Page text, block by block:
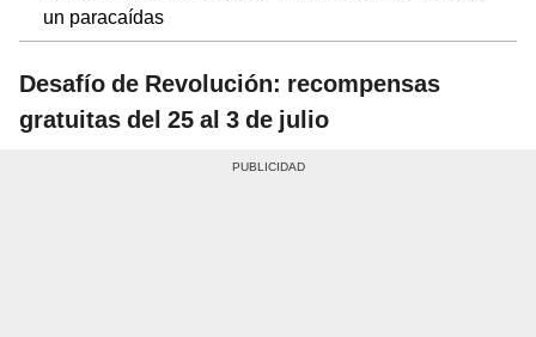
un paracaídas
Desafío de Revolución: recompensas
gratuitas del 25 al 3 de julio